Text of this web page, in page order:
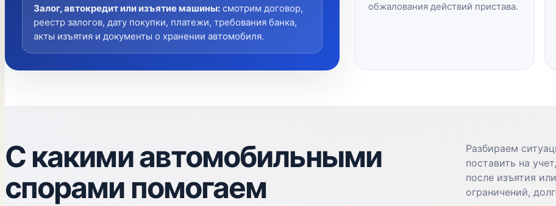
Залог, автокредит или изъятие машины: смотрим договор,
реестр залогов, дату покупки, платежи, требования банка,
акты изъятия и документы о хранении автомобиля.
обжалования действий пристава.
С какими автомобильными
спорами помогаем
Разбираем
поставить на
после изъятия
ограничений,